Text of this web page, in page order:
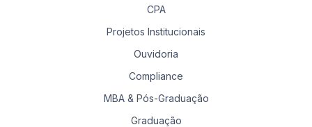
CPA
Projetos Institucionais
Ouvidoria
Compliance
MBA & Pós-Graduação
Graduação